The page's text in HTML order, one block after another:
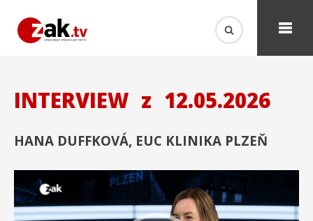
INTERVIEW z 12.05.2026
HANA DUFFKOVÁ, EUC KLINIKA PLZEŇ